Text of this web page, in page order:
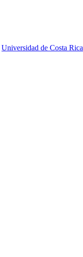
Universidad de Costa Rica